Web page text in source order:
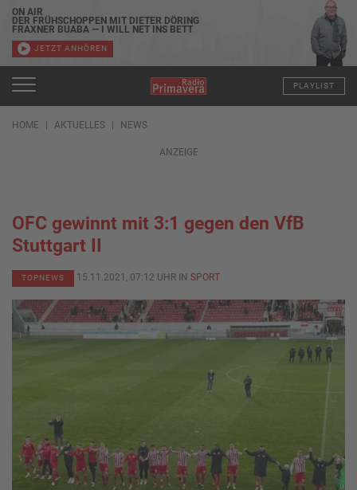
ON AIR
DER FRÜHSCHOPPEN MIT DIETER DÖRING
FRAXNER BUABA — I WILL NET INS BETT
JETZT ANHÖREN
PLAYLIST
HOME AKTUELLES NEWS
ANZEIGE
OFC gewinnt mit 3:1 gegen den VfB
Stuttgart II
TOPNEWS 15.11.2021, 07:12 UHR IN SPORT